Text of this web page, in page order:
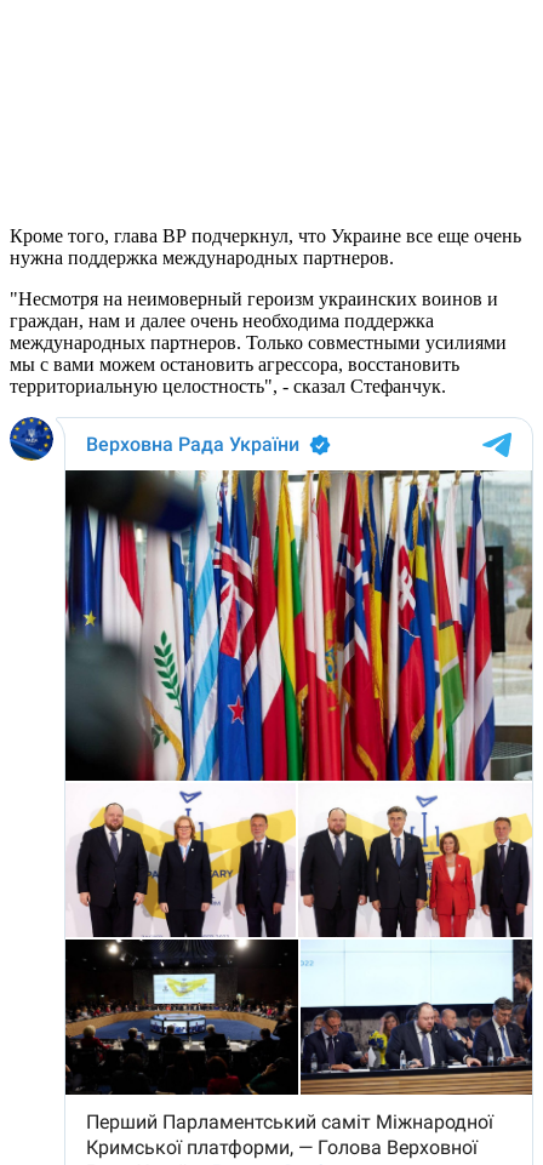
Кроме того, глава ВР подчеркнул, что Украине все еще очень
нужна поддержка международных партнеров.
"Несмотря на неимоверный героизм украинских воинов и
граждан, нам и далее очень необходима поддержка
международных партнеров. Только совместными усилиями
мы с вами можем остановить агрессора, восстановить
территориальную целостность", - сказал Стефанчук.